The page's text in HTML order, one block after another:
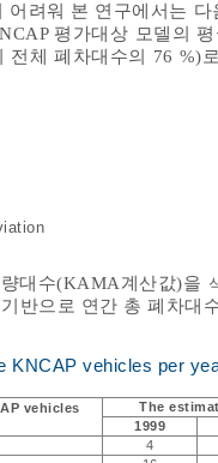
려워 본 연구에서는
평가대상 모델의
전체 폐차대수의 76 %)
대수(KAMA계산값)을
반으로 연간 총 폐차대
KNCAP vehicles per
vehicles
The
1999
4